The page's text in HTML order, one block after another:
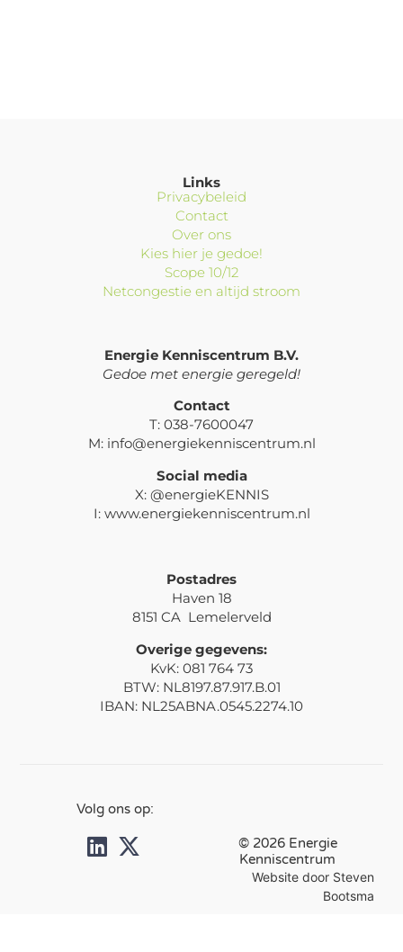
Links
Privacybeleid
Contact
Over ons
Kies hier je gedoe!
Scope 10/12
Netcongestie en altijd stroom
Energie Kenniscentrum B.V.
Gedoe met energie geregeld!
Contact
T: 038-7600047
M: info@energiekenniscentrum.nl
Social media
X: @energieKENNIS
I: www.energiekenniscentrum.nl
Postadres
Haven 18
8151 CA Lemelerveld
Overige gegevens:
KvK: 081 764 73
BTW: NL8197.87.917.B.01
IBAN: NL25ABNA.0545.2274.10
Volg ons op:
© 2026 Energie
Kenniscentrum
Website door Steven
Bootsma